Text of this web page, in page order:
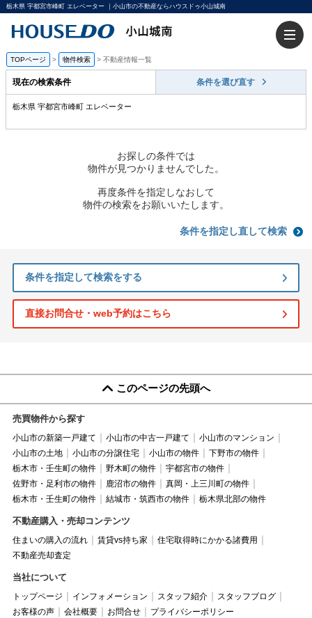
栃木県 宇都宮市峰町 エレベーター ｜小山市の不動産ならハウスドゥ小山城南
TOPページ > 物件検索 > 不動産情報一覧
現在の検索条件 条件を選び直す
栃木県 宇都宮市峰町 エレベーター
お探しの条件では
物件が見つかりませんでした。
再度条件を指定しなおして
物件の検索をお願いいたします。
条件を指定し直して検索
条件を指定して検索をする
直接お問合せ・web予約はこちら
このページの先頭へ
売買物件から探す
小山市の新築一戸建て 小山市の中古一戸建て
小山市のマンション
小山市の土地
小山市の分譲住宅 小山市の物件
下野市の物件
栃木市・壬生町の物件
野木町の物件
宇都宮市の物件
佐野市・足利市の物件
鹿沼市の物件
真岡・上三川町の物件
栃木市・壬生町の物件
結城市・筑西市の物件 栃木県北部の物件
不動産購入・売却コンテンツ
住まいの購入の流れ 賃貸vs持ち家
住宅取得時にかかる諸費用
不動産売却査定
当社について
トップページ インフォメーション スタッフ紹介
スタッフブログ
お客様の声
会社概要 お問合せ プライバシーポリシー